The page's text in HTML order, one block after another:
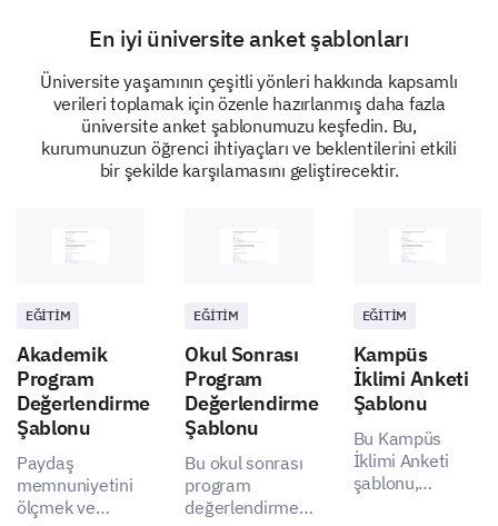
Your take on our university culture and
environment
In this portion of the survey, we want to gain insights
The university fosters a culture of innovation.
The university pays adequate attention to build a
The university fosters a positive, respectful
En iyi üniversite anket şablonları
Üniversite yaşamının çeşitli yönleri hakkında kapsamlı
verileri toplamak için özenle hazırlanmış daha fazla
üniversite anket şablonumuzu keşfedin. Bu,
kurumunuzun öğrenci ihtiyaçları ve beklentilerini etkili
bir şekilde karşılamasını geliştirecektir.
EĞITIM
Akademik
Program
Değerlendirme
Şablonu
Paydaş
memnuniyetini
ölçmek ve
EĞITIM
Okul Sonrası
Program
Değerlendirme
Şablonu
Bu okul sonrası
program
değerlendirme
EĞITIM
Kampüs
İklimi Anketi
Şablonu
Bu Kampüs
İklimi Anketi
şablonu,